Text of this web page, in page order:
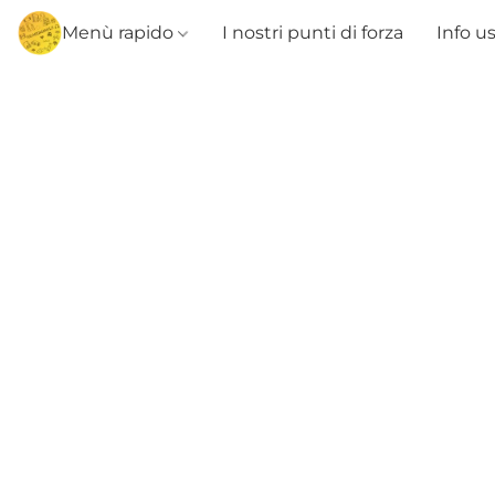
Menù rapido I nostri punti di forza Info